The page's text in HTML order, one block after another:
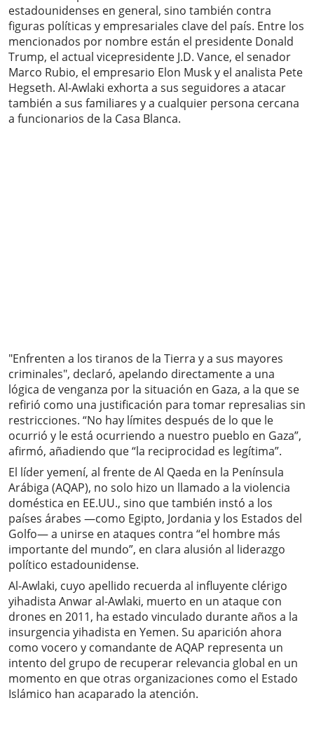
estadounidenses en general, sino también contra
figuras políticas y empresariales clave del país. Entre los
mencionados por nombre están el presidente Donald
Trump, el actual vicepresidente J.D. Vance, el senador
Marco Rubio, el empresario Elon Musk y el analista Pete
Hegseth. Al-Awlaki exhorta a sus seguidores a atacar
también a sus familiares y a cualquier persona cercana
a funcionarios de la Casa Blanca.
"Enfrenten a los tiranos de la Tierra y a sus mayores
criminales", declaró, apelando directamente a una
lógica de venganza por la situación en Gaza, a la que se
refirió como una justificación para tomar represalias sin
restricciones. “No hay límites después de lo que le
ocurrió y le está ocurriendo a nuestro pueblo en Gaza”,
afirmó, añadiendo que “la reciprocidad es legítima”.
El líder yemení, al frente de Al Qaeda en la Península
Arábiga (AQAP), no solo hizo un llamado a la violencia
doméstica en EE.UU., sino que también instó a los
países árabes —como Egipto, Jordania y los Estados del
Golfo— a unirse en ataques contra “el hombre más
importante del mundo”, en clara alusión al liderazgo
político estadounidense.
Al-Awlaki, cuyo apellido recuerda al influyente clérigo
yihadista Anwar al-Awlaki, muerto en un ataque con
drones en 2011, ha estado vinculado durante años a la
insurgencia yihadista en Yemen. Su aparición ahora
como vocero y comandante de AQAP representa un
intento del grupo de recuperar relevancia global en un
momento en que otras organizaciones como el Estado
Islámico han acaparado la atención.